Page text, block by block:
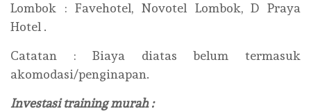
Lombok : Favehotel, Novotel Lombok, D Praya
Hotel .
Catatan : Biaya diatas belum termasuk
akomodasi/penginapan.
Investasi training murah :